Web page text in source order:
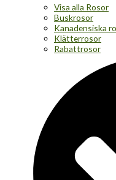
Visa alla Rosor
Buskrosor
Kanadensiska
Klätterrosor
Rabattrosor